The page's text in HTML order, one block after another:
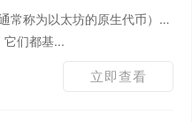
常称为以太坊的原生代币）是
它们都基...
立即查看